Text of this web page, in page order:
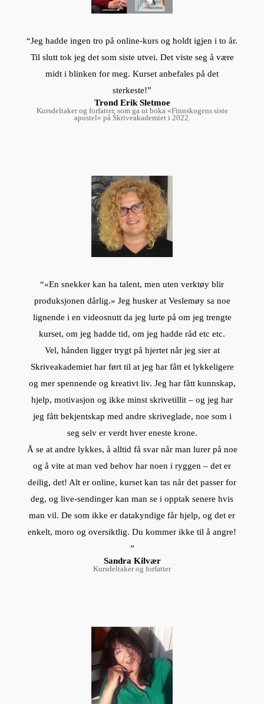
“Jeg hadde ingen tro på online-kurs og holdt igjen i to år.
Til slutt tok jeg det som siste utvei. Det viste seg å være
midt i blinken for meg. Kurset anbefales på det
sterkeste!”
Trond Erik Sletmoe
Kursdeltaker og forfatter, som ga ut boka «Finnskogens siste
apostel» på Skriveakademiet i 2022.
“«En snekker kan ha talent, men uten verktøy blir
produksjonen dårlig.» Jeg husker at Veslemøy sa noe
lignende i en videosnutt da jeg lurte på om jeg trengte
kurset, om jeg hadde tid, om jeg hadde råd etc etc.
Vel, hånden ligger trygt på hjertet når jeg sier at
Skriveakademiet har ført til at jeg har fått et lykkeligere
og mer spennende og kreativt liv. Jeg har fått kunnskap,
hjelp, motivasjon og ikke minst skrivetillit – og jeg har
jeg fått bekjentskap med andre skriveglade, noe som i
seg selv er verdt hver eneste krone.
Å se at andre lykkes, å alltid få svar når man lurer på noe
og å vite at man ved behov har noen i ryggen – det er
deilig, det! Alt er online, kurset kan tas når det passer for
deg, og live-sendinger kan man se i opptak senere hvis
man vil. De som ikke er datakyndige får hjelp, og det er
enkelt, moro og oversiktlig. Du kommer ikke til å angre!
”
Sandra Kilvær
Kursdeltaker og forfatter